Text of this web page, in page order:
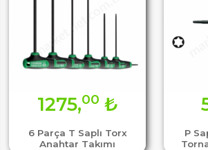
6 Parça T Saplı Torx
Anahtar Takımı
1275,00 ₺
P